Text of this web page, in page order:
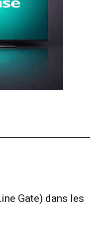
Gate) dans les